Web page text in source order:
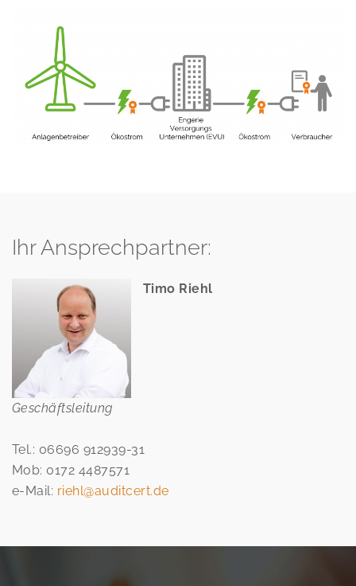
Ihr Ansprechpartner:
Timo Riehl
Geschäftsleitung
Tel.: 06696 912939-31
Mob: 0172 4487571
e-Mail: riehl@auditcert.de